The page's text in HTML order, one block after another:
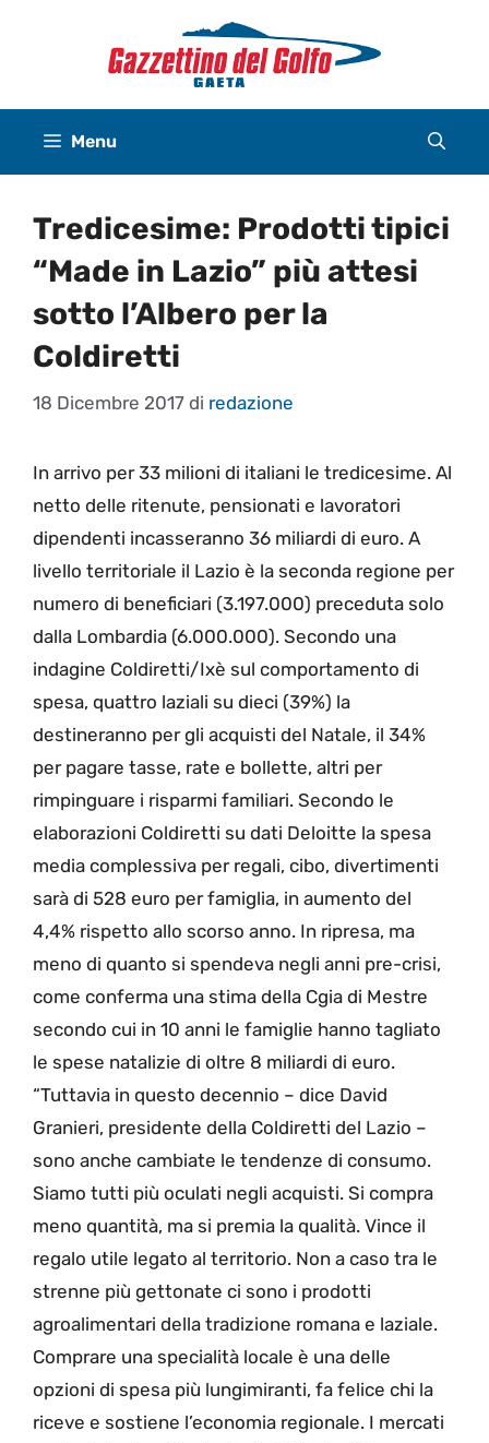
Menu
Tredicesime: Prodotti tipici
“Made in Lazio” più attesi
sotto l’Albero per la
Coldiretti
18 Dicembre 2017 di redazione
In arrivo per 33 milioni di italiani le tredicesime. Al
netto delle ritenute, pensionati e lavoratori
dipendenti incasseranno 36 miliardi di euro. A
livello territoriale il Lazio è la seconda regione per
numero di beneficiari (3.197.000) preceduta solo
dalla Lombardia (6.000.000). Secondo una
indagine Coldiretti/Ixè sul comportamento di
spesa, quattro laziali su dieci (39%) la
destineranno per gli acquisti del Natale, il 34%
per pagare tasse, rate e bollette, altri per
rimpinguare i risparmi familiari. Secondo le
elaborazioni Coldiretti su dati Deloitte la spesa
media complessiva per regali, cibo, divertimenti
sarà di 528 euro per famiglia, in aumento del
4,4% rispetto allo scorso anno. In ripresa, ma
meno di quanto si spendeva negli anni pre-crisi,
come conferma una stima della Cgia di Mestre
secondo cui in 10 anni le famiglie hanno tagliato
le spese natalizie di oltre 8 miliardi di euro.
“Tuttavia in questo decennio – dice David
Granieri, presidente della Coldiretti del Lazio –
sono anche cambiate le tendenze di consumo.
Siamo tutti più oculati negli acquisti. Si compra
meno quantità, ma si premia la qualità. Vince il
regalo utile legato al territorio. Non a caso tra le
strenne più gettonate ci sono i prodotti
agroalimentari della tradizione romana e laziale.
Comprare una specialità locale è una delle
opzioni di spesa più lungimiranti, fa felice chi la
riceve e sostiene l’economia regionale. I mercati